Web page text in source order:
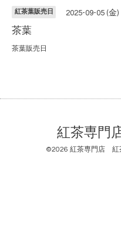
紅茶葉販売日 2025-09-05 (金)
茶葉
茶葉販売日
紅茶専門
©2026 紅茶専門店 紅